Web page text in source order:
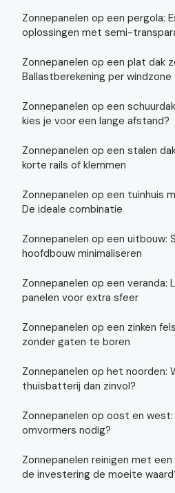
Zonnepanelen op een pergola:
oplossingen met semi-
Zonnepanelen op een plat dak
Ballastberekening per windzone
Zonnepanelen op een
kies je voor een lange afstand?
Zonnepanelen op een stalen
korte rails of klemmen
Zonnepanelen op een tuinhuis
De ideale combinatie
Zonnepanelen op een uitbouw:
hoofdbouw minimaliseren
Zonnepanelen op een veranda:
panelen voor extra sfeer
Zonnepanelen op een zinken
zonder gaten te boren
Zonnepanelen op het noorden:
thuisbatterij dan zinvol?
Zonnepanelen op oost en
omvormers nodig?
Zonnepanelen reinigen met
de investering de moeite